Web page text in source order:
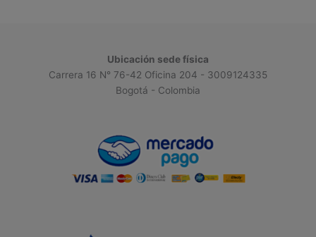
Ubicación sede física
Carrera 16 N° 76-42 Oficina 204 - 3009124335
Bogotá - Colombia